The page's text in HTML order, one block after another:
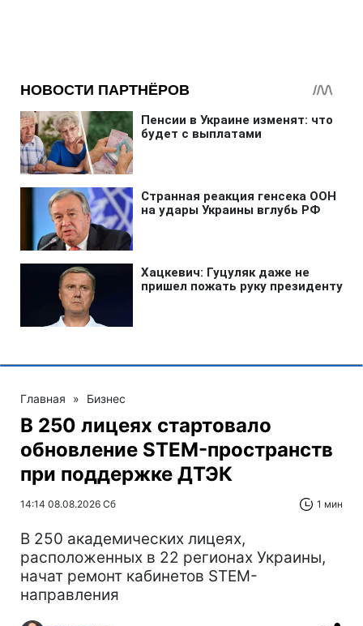
Главная » Бизнес
В 250 лицеях стартовало
обновление STEM-пространств
при поддержке ДТЭК‌
14:14 08.08.2026 Сб 1 мин
В 250 академических лицеях,
расположенных в 22 регионах Украины,
начат ремонт кабинетов STEM-
направления